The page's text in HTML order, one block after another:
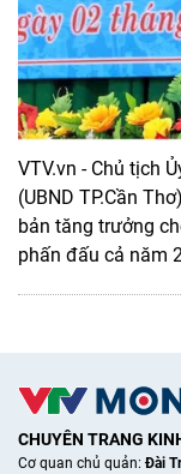
VTV.vn - Chủ tịch
(UBND TP.Cần
bản tăng trưởng
phấn đấu cả năm
CHUYÊN TRANG
Cơ quan chủ quản:Đài